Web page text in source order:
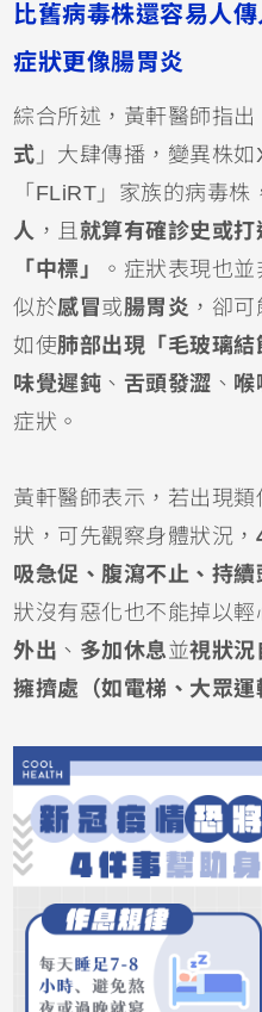
比舊病毒株還容易人
症狀更像腸胃炎
綜合所述，黃軒醫師指
式 」大肆傳播，變異株
「FLiRT」家族的病毒株
人 ，且就算有確診史或
「中標」
。症狀表現也
似於感冒或腸胃炎 ，卻
如使肺部出現「毛玻璃結
味覺遲鈍 、 舌頭發澀 、 喉
症狀。
黃軒醫師表示，若出現
狀，可先觀察身體狀況，
吸急促、腹瀉不止、持
狀沒有惡化也不能掉以
外出 、 多加休息並視狀況
擁擠處（如電梯、大眾